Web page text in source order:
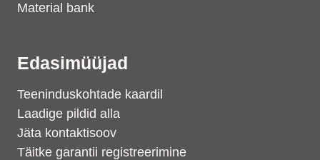
Material bank
Edasimüüjad
Teeninduskohtade kaardil
Laadige pildid alla
Jäta kontaktisoov
Täitke garantii registreerimine